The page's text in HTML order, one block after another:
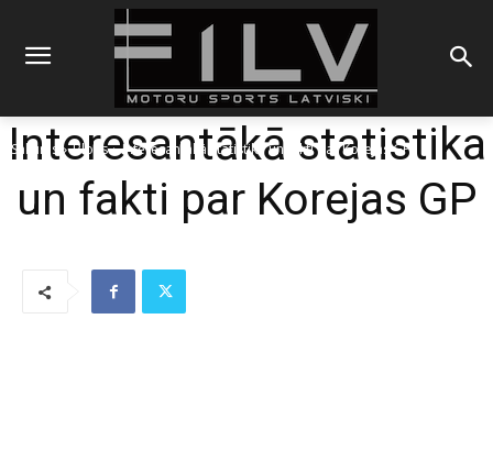
Sākums Blogs Interesantākā statistika un fakti par Korejas GP
Interesantākā statistika
un fakti par Korejas GP